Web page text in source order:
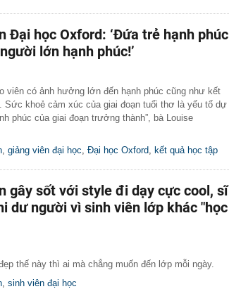
Đại học Oxford: ‘Đứa trẻ hạnh phúc
lớn hạnh phúc!’
viên có ảnh hưởng lớn đến hạnh phúc cũng như kết
Sức khoẻ cảm xúc của giai đoạn tuổi thơ là yếu tố dự
phúc của giai đoạn trưởng thành”, bà Louise
giảng viên đại học Đại học Oxford kết quả học tập
gây sốt với style đi dạy cực cool, sĩ
dư người vì sinh viên lớp khác "học
thế này thì ai mà chẳng muốn đến lớp mỗi ngày.
sinh viên đại học